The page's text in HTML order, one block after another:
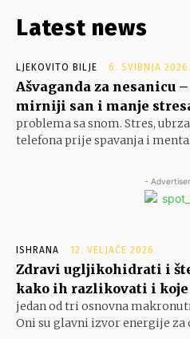
Latest news
LJEKOVITO BILJE 6. SVIBNJA 2026.
Ašvaganda za nesanicu
mirniji san i manje
problema sa snom. Stres,
telefona prije spavanja i
-
ISHRANA 12. VELJAČE 2026.
Zdravi ugljikohidrati i
kako ih razlikovati i
jedan od tri osnovna
Oni su glavni izvor energije za